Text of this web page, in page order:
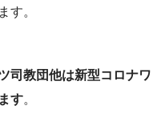
す。
司教団他は新型コロナワ
す。